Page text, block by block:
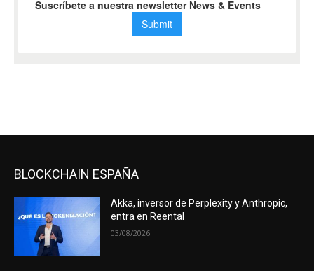
BLOCKCHAIN ESPAÑA
Akka, inversor de Perplexity y Anthropic,
entra en Reental
03/08/2026